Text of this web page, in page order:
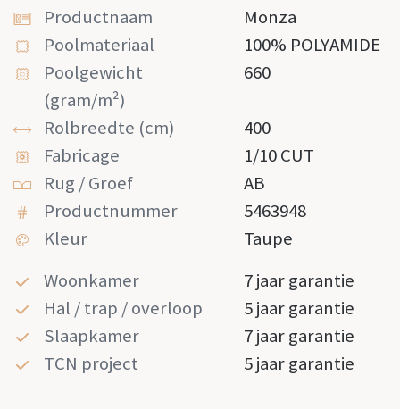
Productnaam
Monza
Poolmateriaal
100% POLYAMIDE
Poolgewicht
(gram/m²)
660
Rolbreedte (cm)
400
Fabricage
1/10 CUT
Rug / Groef
AB
Productnummer
5463948
Kleur
Taupe
Woonkamer
7 jaar garantie
Hal / trap / overloop
5 jaar garantie
Slaapkamer
7 jaar garantie
TCN project
5 jaar garantie